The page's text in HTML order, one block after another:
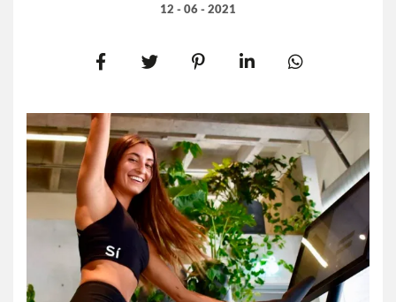
12 - 06 - 2021